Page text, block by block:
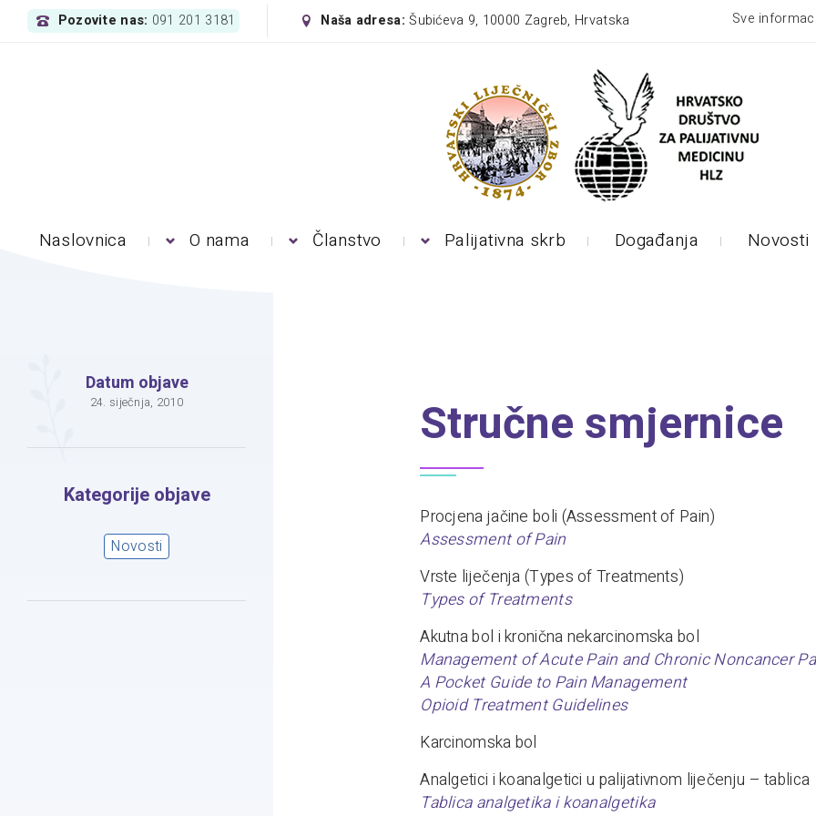
Pozovite nas: 091 201 3181 Naša adresa:Šubićeva 9, 10000 Zagreb, Hrvatska Sve
Naslovnica O nama Članstvo Palijativna skrb Događanja Novosti
Datum objave
24. siječnja, 2010
Kategorije objave
Novosti
Stručne smjernice
Procjena jačine boli (Assessment of Pain)
Assessment of Pain
Vrste liječenja (Types of Treatments)
Types of Treatments
Akutna bol i kronična nekarcinomska bol
Management of Acute Pain and Chronic Noncancer
A Pocket Guide to Pain Management
Opioid Treatment Guidelines
Karcinomska bol
Analgetici i koanalgetici u palijativnom liječenju – tablica
Tablica analgetika i koanalgetika